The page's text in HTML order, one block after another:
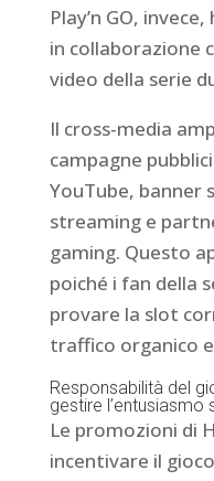
Play’n GO,
in collaborazione
video della serie
Il cross‑media
campagne
YouTube, banner
streaming e
gaming. Questo
poiché i fan della
provare la slot
traffico organico
Responsabilità del
gestire
Le promozioni di
incentivare il